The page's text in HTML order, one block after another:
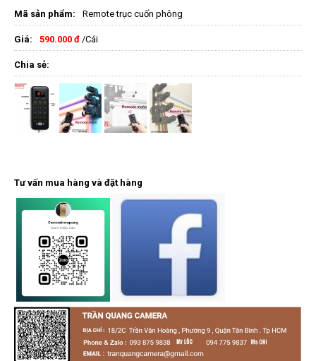
Mã sản phẩm: Remote trục cuốn phông
Giá: 590.000 đ /Cái
Chia sẻ:
Tư vấn mua hàng và đặt hàng